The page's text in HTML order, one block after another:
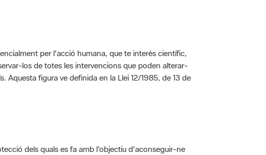
per l'acció humana, que te interès científic,
los de totes les intervencions que poden alterar-
Aquesta figura ve definida en la Llei 12/1985, de 13 de
dels quals es fa amb l'objectiu d'aconseguir-ne